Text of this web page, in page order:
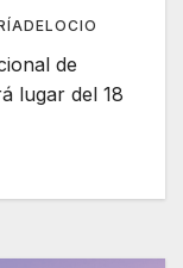
de
lugar del 18